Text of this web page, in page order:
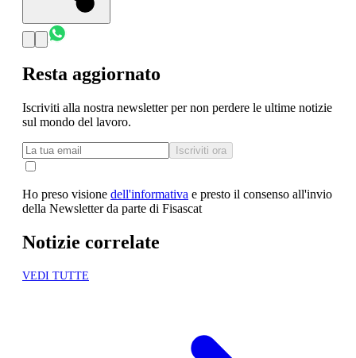
Resta aggiornato
Iscriviti alla nostra newsletter per non perdere le ultime notizie
sul mondo del lavoro.
Iscriviti ora
Ho preso visione dell'informativa e presto il consenso all'invio
della Newsletter da parte di Fisascat
Notizie correlate
VEDI TUTTE